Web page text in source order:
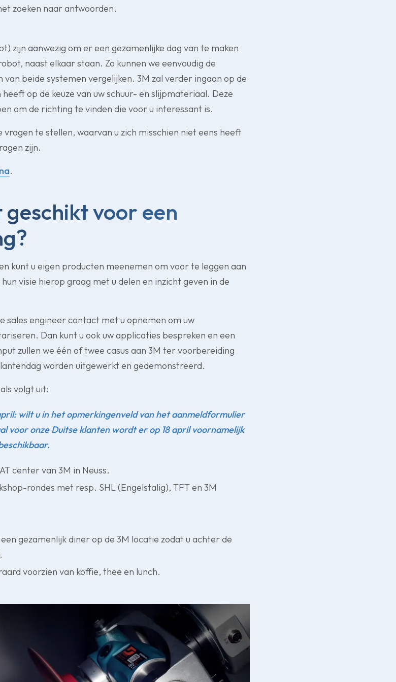
zoeken naar antwoorden.
zijn aanwezig om er een gezamenlijke dag van te maken
naast elkaar staan. Zo kunnen we eenvoudig de
beide systemen vergelijken. 3M zal verder ingaan op de
op de keuze van uw schuur- en slijpmateriaal. Deze
om de richting te vinden die voor u interessant is.
te stellen, waarvan u zich misschien niet eens heeft
zijn.
.
voor een
kunt u eigen producten meenemen om voor te leggen aan
visie hierop graag met u delen en inzicht geven in de
sales engineer contact met u opnemen om uw
Dan kunt u ook uw applicaties bespreken en een
zullen we één of twee casus aan 3M ter voorbereiding
worden uitgewerkt en gedemonstreerd.
volgt uit:
wilt u in het opmerkingenveld van het aanmeldformulier
voor onze Duitse klanten wordt er op 18 april voornamelijk
center van 3M in Neuss.
rondes met resp. SHL (Engelstalig), TFT en 3M
gezamenlijk diner op de 3M locatie zodat u achter de
voorzien van koffie, thee en lunch.